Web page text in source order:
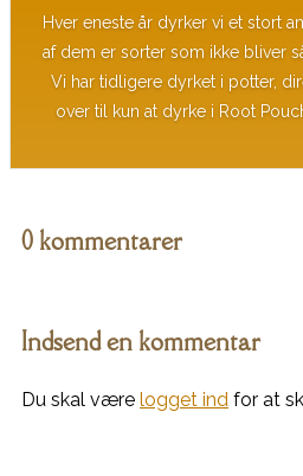
Hver eneste år dyrker vi et stort
af dem er sorter som ikke bliver
Vi har tidligere dyrket i potter,
over til kun at dyrke i Root
0 kommentarer
Indsend en kommentar
Du skal være logget ind for at